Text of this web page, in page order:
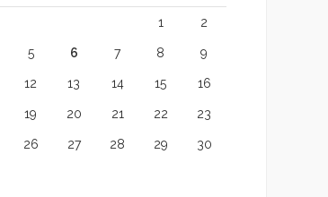
1 2
5 6 7 8 9
12 13 14 15 16
19 20 21 22 23
26 27 28 29 30